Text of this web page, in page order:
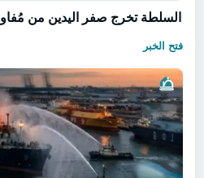
السلطة تخرج صفر اليدين من
فتح الخبر